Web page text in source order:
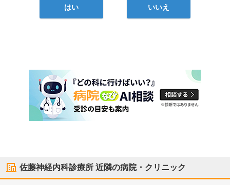
はい いいえ
佐藤神経内科診療所 近隣の病院・クリニック